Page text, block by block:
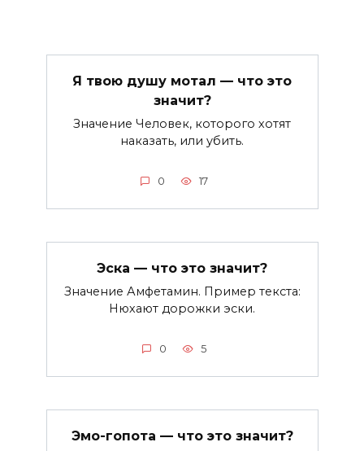
Я твою душу мотал — что это
значит?
Значение Человек, которого хотят
наказать, или убить.
0 17
Эска — что это значит?
Значение Амфетамин. Пример текста:
Нюхают дорожки эски.
0 5
Эмо-гопота — что это значит?